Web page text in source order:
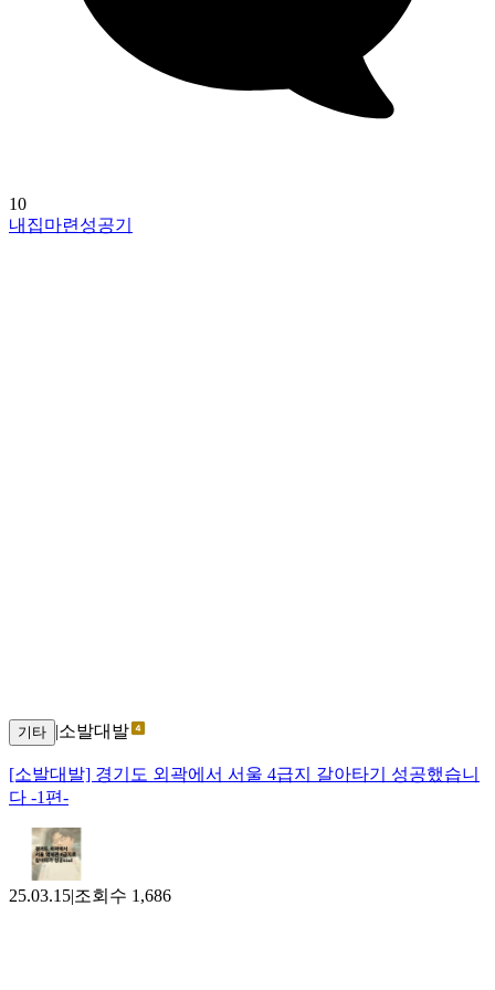
10
내집마련성공기
기타 |소발대발
[소발대발] 경기도 외곽에서 서울 4급지 갈아타기 성공했습니
다 -1편-
25.03.15|조회수 1,686